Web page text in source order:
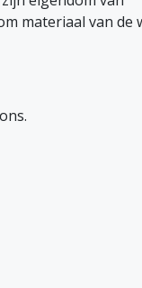
materiaal van de